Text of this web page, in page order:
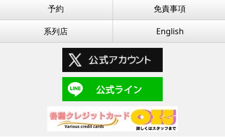
予約 免責事項
系列店 English